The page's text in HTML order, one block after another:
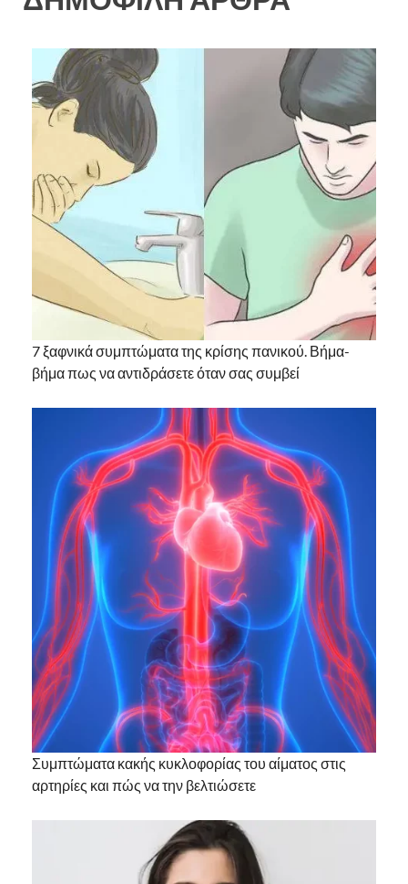
7 ξαφνικά συμπτώματα της κρίσης πανικού. Βήμα-
βήμα πως να αντιδράσετε όταν σας συμβεί
Συμπτώματα κακής κυκλοφορίας του αίματος στις
αρτηρίες και πώς να την βελτιώσετε